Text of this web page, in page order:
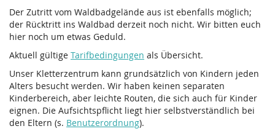
Der Zutritt vom Waldbadgelände aus ist ebenfalls möglich;
der Rücktritt ins Waldbad derzeit noch nicht. Wir bitten euch
hier noch um etwas Geduld.
Aktuell gültige Tarifbedingungen als Übersicht.
Unser Kletterzentrum kann grundsätzlich von Kindern jeden
Alters besucht werden. Wir haben keinen separaten
Kinderbereich, aber leichte Routen, die sich auch für Kinder
eignen. Die Aufsichtspflicht liegt hier selbstverständlich bei
den Eltern (s. Benutzerordnung).